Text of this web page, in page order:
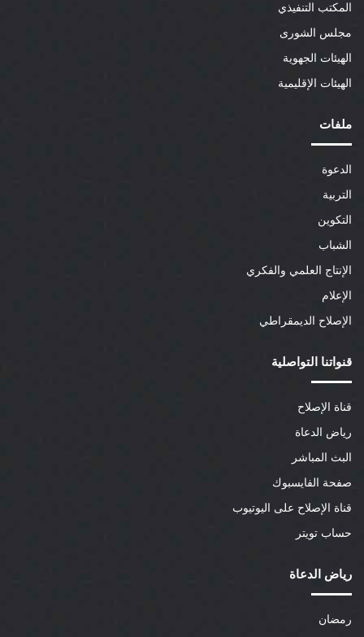
المكتب التنفيذي
مجلس الشورى
الهيئات الجهوية
الهيئات الإقليمية
ملفات
الدعوة
التربية
التكوين
الشباب
الإنتاج العلمي والفكري
الإعلام
الإصلاح الديمقراطي
قنواتنا التواصلية
قناة الإصلاح
رياض الدعاة
البث المباشر
صفحة الفايسبوك
قناة الإصلاح على اليوتيوب
حساب تويتر
رياض الدعاة
رمضان